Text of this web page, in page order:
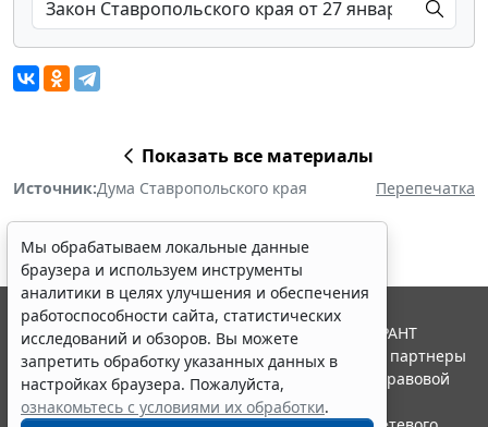
Показать все материалы
Источник:Дума Ставропольского края Перепечатка
Мы обрабатываем локальные данные
браузера и используем инструменты
аналитики в целях улучшения и обеспечения
работоспособности сайта, статистических
исследований и обзоров. Вы можете
запретить обработку указанных данных в
настройках браузера. Пожалуйста,
ознакомьтесь с условиями их обработки.
© ООО "НПП "ГАРАНТ-СЕРВИС", 2026. Система ГАРАНТ
выпускается с 1990 года. Компания "Гарант" и ее партнеры
являются участниками Российской ассоциации правовой
информации ГАРАНТ.